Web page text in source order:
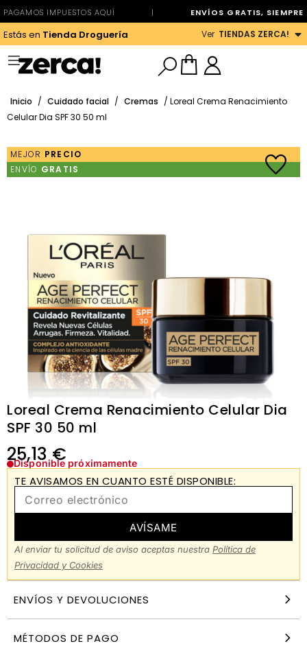
PAGAMOS IMPUESTOS AQUÍ | ENVÍOS GRATIS, SIEMPRE
Estás en Tienda Droguería Ver TIENDAS ZERCA!
Inicio / Cuidado facial / Cremas / Loreal Crema Renacimiento
Celular Dia SPF 30 50 ml
MEJOR PRECIO
ENVÍO GRATIS
Loreal Crema Renacimiento Celular Dia
SPF 30 50 ml
25,13€
Disponible próximamente
TE AVISAMOS EN CUANTO ESTÉ DISPONIBLE:
AVÍSAME
Al enviar tu solicitud de aviso aceptas nuestra Política de
Privacidad y Cookies
ENVÍOS Y DEVOLUCIONES
MÉTODOS DE PAGO